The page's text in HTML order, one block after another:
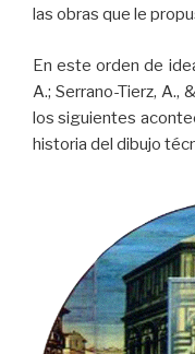
las obras que le
En este orden de
A.; Serrano-Tierz, A.,
los siguientes
historia del dibujo